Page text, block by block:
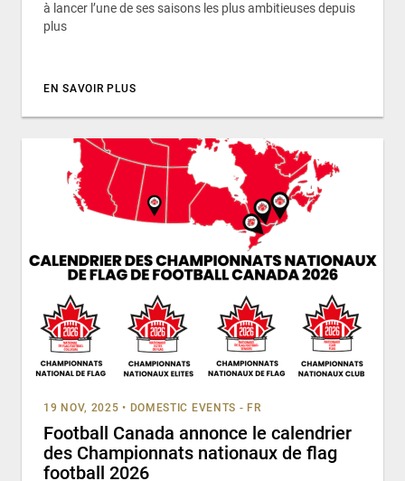
à lancer l’une de ses saisons les plus ambitieuses depuis
plus
EN SAVOIR PLUS
19 NOV, 2025 • DOMESTIC EVENTS - FR
Football Canada annonce le calendrier
des Championnats nationaux de flag
football 2026